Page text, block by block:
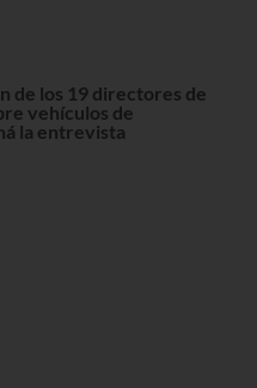
de los 19 directores de
vehículos de
la entrevista